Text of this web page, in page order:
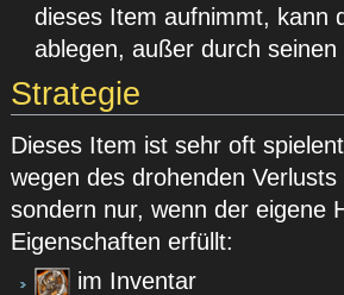
dieses Item aufnimmt, kann
ablegen, außer durch seinen
Strategie
Dieses Item ist sehr oft
wegen des drohenden
sondern nur, wenn der eigene
Eigenschaften erfüllt:
im Inventar